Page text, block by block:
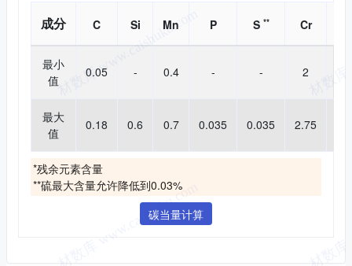
成分 C Si Mn P S ** Cr
最小
值
0.05 - 0.4 - - 2
最大
值
0.18 0.6 0.7 0.035 0.035 2.75
*残余元素含量
**硫最大含量允许降低到0.03%
碳当量计算